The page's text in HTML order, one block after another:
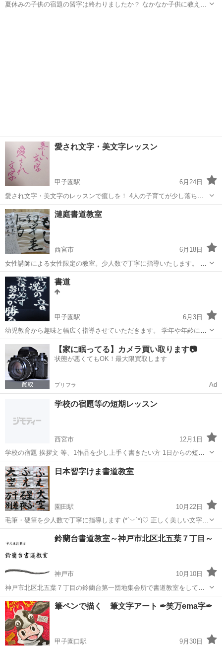
夏休みの子供の宿題の習字は終わりましたか？ なかなか子供に教えて
愛され文字・美文字レッスン
甲子園駅
6月24日
愛され文字・美文字のレッスンで癒しを！ 4人の子育てが少し落ち着
いてきましたママです。 書道の全国大会で1位 文部科学省後援検定最
兵庫 西宮市 甲子園駅
漣庭書道教室
西宮市
6月18日
女性講師による女性限定の教室。少人数で丁寧に指導いたします。 詳
細はHPにてご確認いただけます。
https://atelierh2010.wixsite.com/my-site-2
兵庫 西宮市 書道
書道
甲子園駅
6月3日
幼児教育から趣味と幅広く指導させていただきます。 学年や年齢にと
らわれず、個人の力を引き伸ばすお手伝いをさせていただきます。 ニ
ーズにあわせての指導となります。 対面からSNSまでご希望のレッス
ンの仕方を選んでいただけます。
兵庫 西宮市 甲子園駅 書道 SNS
【家に眠ってる】カメラ買い取ります📷
状態が悪くてもOK！最大限買取します
プリフラ Ad
学校の宿題等の短期レッスン
西宮市
12月1日
学校の宿題 挨拶文 等、1作品を少し上手く書きたい方 1日からの短期
レッスンをさせていただきます。 対面、zoom等の指導からお選びい
ただきます 定員になり次第終了とさせていただきます。 全てを上達
希...
兵庫 西宮市 書道 短期
日本習字けま書道教室
園田駅
10月22日
毛筆・硬筆を少人数で丁寧に指導します (*´︶`*)♡ 正しく美しい文字を
一緒に学んでみませんか？ 毎月の課題を提出→添削→段級位の認定 幼
児～大人の方まで歓迎です！ 【時間】毎週木曜日15:00〜 ...
尼崎市 園田駅 書道 日本習字
鈴蘭台書道教室～神戸市北区北五葉７丁目～
神戸市
10月10日
神戸市北区北五葉７丁目の鈴蘭台第一団地集会所で書道教室をしてい
ます。 毛筆、ペン字を丁寧に指導いたします。 幼児から小学生、中学
生、高校生、大人の方まで大歓迎。 学校の書写、習字などの指導もい
たします。 無料体験実施...
兵庫 神戸市 習字
筆ペンで描く 筆文字アート ✒︎笑万ema字✒︎
甲子園口駅
9月30日